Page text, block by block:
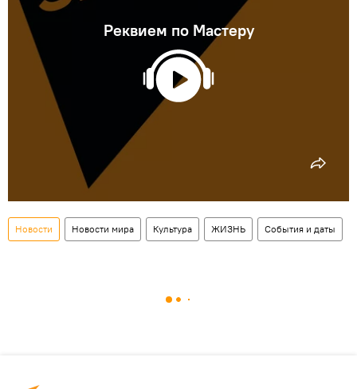
Реквием по Мастеру
Новости Новости мира Культура ЖИЗНЬ События и даты